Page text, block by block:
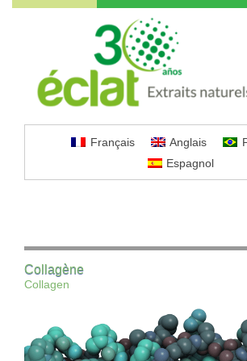
Français Anglais
Espagnol
Collagène
Collagen